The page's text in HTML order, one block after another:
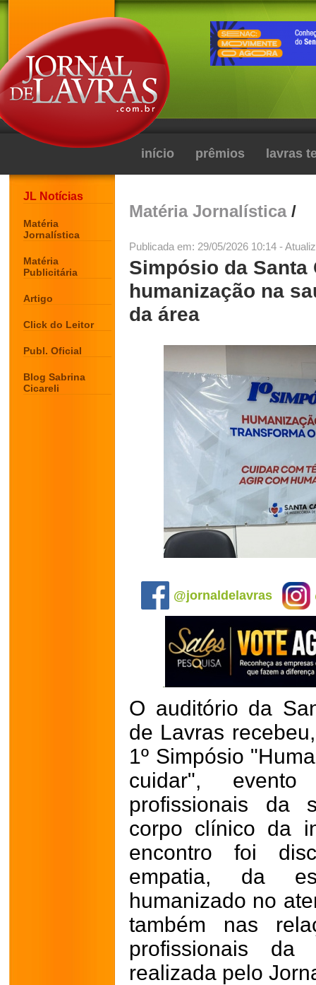
início prêmios lavras
JL Notícias
Matéria
Jornalística
Matéria
Publicitária
Artigo
Click do Leitor
Publ. Oficial
Blog Sabrina
Cicareli
Matéria Jornalística/
Publicada em: 29/05/2026 10:14 -
Simpósio da Santa
humanização na
da área
@jornaldelavras
O auditório da
de Lavras
1º Simpósio
cuidar",
profissionais da
corpo clínico da
encontro foi
empatia, da
humanizado no
também nas
profissionais
realizada pelo